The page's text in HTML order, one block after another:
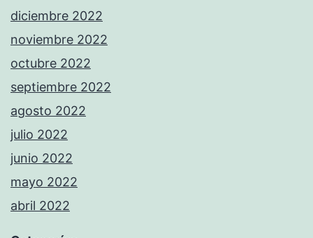
diciembre 2022
noviembre 2022
octubre 2022
septiembre 2022
agosto 2022
julio 2022
junio 2022
mayo 2022
abril 2022